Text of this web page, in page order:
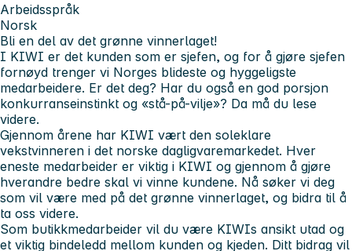
Arbeidsspråk
Norsk
Bli en del av det grønne vinnerlaget!
I KIWI er det kunden som er sjefen, og for å gjøre sjefen
fornøyd trenger vi Norges blideste og hyggeligste
medarbeidere. Er det deg? Har du også en god porsjon
konkurranseinstinkt og «stå-på-vilje»? Da må du lese
videre.
Gjennom årene har KIWI vært den soleklare
vekstvinneren i det norske dagligvaremarkedet. Hver
eneste medarbeider er viktig i KIWI og gjennom å gjøre
hverandre bedre skal vi vinne kundene. Nå søker vi deg
som vil være med på det grønne vinnerlaget, og bidra til å
ta oss videre.
Som butikkmedarbeider vil du være KIWIs ansikt utad og
et viktig bindeledd mellom kunden og kjeden. Ditt bidrag vil